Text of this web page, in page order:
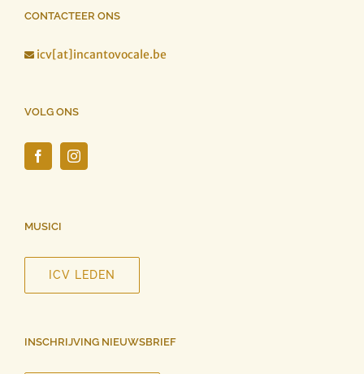
CONTACTEER ONS
 icv[at]incantovocale.be
VOLG ONS
MUSICI
ICV LEDEN
INSCHRIJVING NIEUWSBRIEF